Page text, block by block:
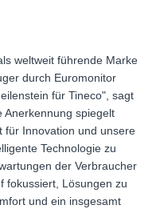
weltweit führende Marke
durch Euromonitor
für Tineco", sagt
Anerkennung spiegelt
für Innovation und unsere
Technologie zu
der Verbraucher
fokussiert, Lösungen zu
und ein insgesamt